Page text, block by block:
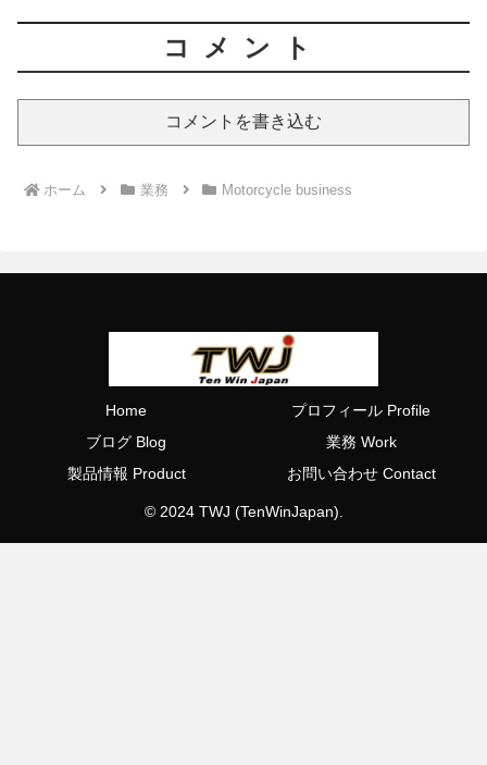
コメント
コメントを書き込む
ホーム 業務 Motorcycle business
Home
プロフィール Profile
ブログ Blog
業務 Work
製品情報 Product
お問い合わせ Contact
© 2024 TWJ (TenWinJapan).